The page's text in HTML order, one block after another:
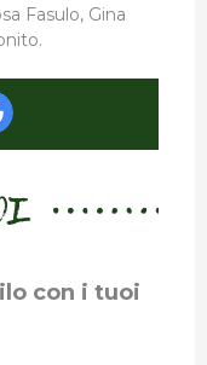
Fasulo, Gina
con i tuoi